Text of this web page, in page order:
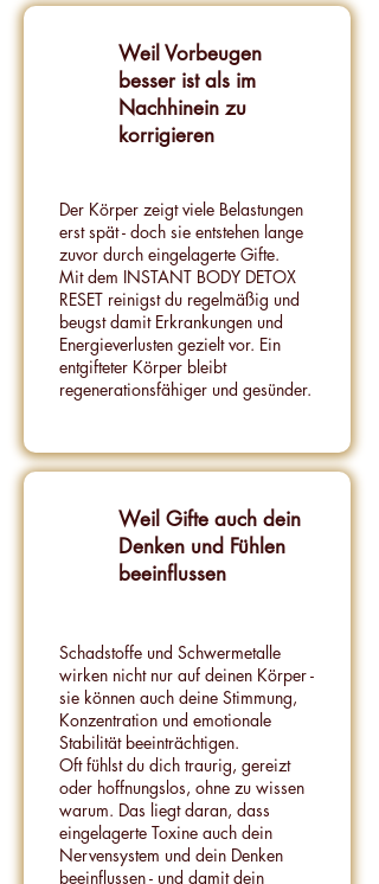
Weil Vorbeugen
besser ist als im
Nachhinein zu
korrigieren
Der Körper zeigt viele Belastungen
erst spät - doch sie entstehen lange
zuvor durch eingelagerte Gifte.
Mit dem INSTANT BODY DETOX
RESET reinigst du regelmäßig und
beugst damit Erkrankungen und
Energieverlusten gezielt vor. Ein
entgifteter Körper bleibt
regenerationsfähiger und gesünder.
Weil Gifte auch dein
Denken und Fühlen
beeinflussen
Schadstoffe und Schwermetalle
wirken nicht nur auf deinen Körper -
sie können auch deine Stimmung,
Konzentration und emotionale
Stabilität beeinträchtigen.
Oft fühlst du dich traurig, gereizt
oder hoffnungslos, ohne zu wissen
warum. Das liegt daran, dass
eingelagerte Toxine auch dein
Nervensystem und dein Denken
beeinflussen - und damit dein